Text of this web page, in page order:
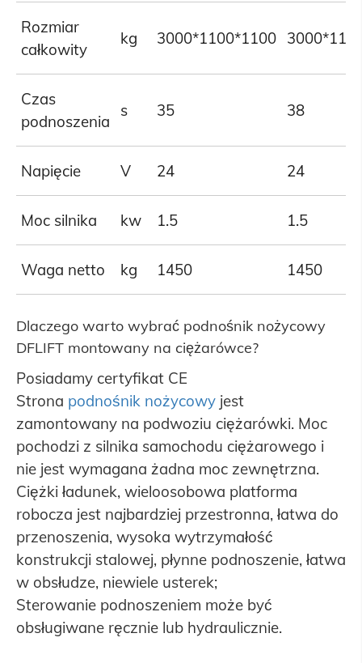
Rozmiar
całkowity
kg 3000*1100*1100
Czas
podnoszenia
s 35 38
Napięcie V 24 24
Moc silnika kw 1.5 1.5
Waga netto kg 1450 1450
Dlaczego warto wybrać podnośnik nożycowy
DFLIFT montowany na ciężarówce?
Posiadamy certyfikat CE
Strona podnośnik nożycowyjest
zamontowany na podwoziu ciężarówki. Moc
pochodzi z silnika samochodu ciężarowego i
nie jest wymagana żadna moc zewnętrzna.
Ciężki ładunek, wieloosobowa platforma
robocza jest najbardziej przestronna, łatwa do
przenoszenia, wysoka wytrzymałość
konstrukcji stalowej, płynne podnoszenie, łatwa
w obsłudze, niewiele usterek;
Sterowanie podnoszeniem może być
obsługiwane ręcznie lub hydraulicznie.